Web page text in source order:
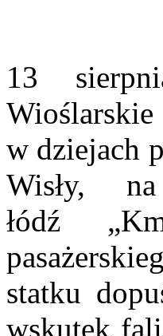
13
w dziejach
Wisły, na
łódź
statku
wskutek